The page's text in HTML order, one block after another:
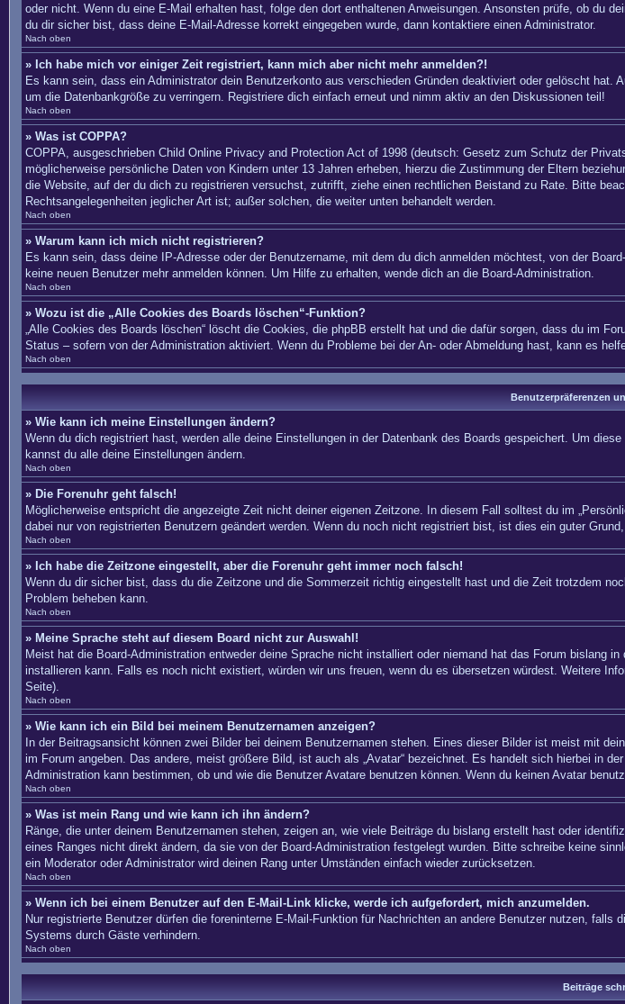
oder nicht. Wenn du eine E-Mail erhalten hast, folge den dort enthaltenen Anweisungen. Ansonsten prüfe, ob du
du dir sicher bist, dass deine E-Mail-Adresse korrekt eingegeben wurde, dann kontaktiere einen Administrator.
Nach oben
» Ich habe mich vor einiger Zeit registriert, kann mich aber nicht mehr anmelden?!
Es kann sein, dass ein Administrator dein Benutzerkonto aus verschieden Gründen deaktiviert oder gelöscht
um die Datenbankgröße zu verringern. Registriere dich einfach erneut und nimm aktiv an den Diskussionen teil!
Nach oben
» Was ist COPPA?
COPPA, ausgeschrieben Child Online Privacy and Protection Act of 1998 (deutsch: Gesetz zum Schutz der
möglicherweise persönliche Daten von Kindern unter 13 Jahren erheben, hierzu die Zustimmung der Eltern
die Website, auf der du dich zu registrieren versuchst, zutrifft, ziehe einen rechtlichen Beistand zu Rate. Bitte
Rechtsangelegenheiten jeglicher Art ist; außer solchen, die weiter unten behandelt werden.
Nach oben
» Warum kann ich mich nicht registrieren?
Es kann sein, dass deine IP-Adresse oder der Benutzername, mit dem du dich anmelden möchtest, von der
keine neuen Benutzer mehr anmelden können. Um Hilfe zu erhalten, wende dich an die Board-Administration.
Nach oben
» Wozu ist die „Alle Cookies des Boards löschen“-Funktion?
„Alle Cookies des Boards löschen“ löscht die Cookies, die phpBB erstellt hat und die dafür sorgen, dass du im
Status – sofern von der Administration aktiviert. Wenn du Probleme bei der An- oder Abmeldung hast, kann es
Nach oben
Benutzerpräferenzen
» Wie kann ich meine Einstellungen ändern?
Wenn du dich registriert hast, werden alle deine Einstellungen in der Datenbank des Boards gespeichert. Um
kannst du alle deine Einstellungen ändern.
Nach oben
» Die Forenuhr geht falsch!
Möglicherweise entspricht die angezeigte Zeit nicht deiner eigenen Zeitzone. In diesem Fall solltest du im
dabei nur von registrierten Benutzern geändert werden. Wenn du noch nicht registriert bist, ist dies ein guter
Nach oben
» Ich habe die Zeitzone eingestellt, aber die Forenuhr geht immer noch falsch!
Wenn du dir sicher bist, dass du die Zeitzone und die Sommerzeit richtig eingestellt hast und die Zeit trotzdem
Problem beheben kann.
Nach oben
» Meine Sprache steht auf diesem Board nicht zur Auswahl!
Meist hat die Board-Administration entweder deine Sprache nicht installiert oder niemand hat das Forum bislang
installieren kann. Falls es noch nicht existiert, würden wir uns freuen, wenn du es übersetzen würdest. Weitere
Seite).
Nach oben
» Wie kann ich ein Bild bei meinem Benutzernamen anzeigen?
In der Beitragsansicht können zwei Bilder bei deinem Benutzernamen stehen. Eines dieser Bilder ist meist mit
im Forum angeben. Das andere, meist größere Bild, ist auch als „Avatar“ bezeichnet. Es handelt sich hierbei in
Administration kann bestimmen, ob und wie die Benutzer Avatare benutzen können. Wenn du keinen Avatar
Nach oben
» Was ist mein Rang und wie kann ich ihn ändern?
Ränge, die unter deinem Benutzernamen stehen, zeigen an, wie viele Beiträge du bislang erstellt hast oder
eines Ranges nicht direkt ändern, da sie von der Board-Administration festgelegt wurden. Bitte schreibe keine
ein Moderator oder Administrator wird deinen Rang unter Umständen einfach wieder zurücksetzen.
Nach oben
» Wenn ich bei einem Benutzer auf den E-Mail-Link klicke, werde ich aufgefordert, mich anzumelden.
Nur registrierte Benutzer dürfen die foreninterne E-Mail-Funktion für Nachrichten an andere Benutzer nutzen,
Systems durch Gäste verhindern.
Nach oben
Beiträge